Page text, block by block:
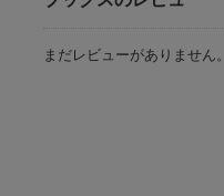
まだレビューがありません。